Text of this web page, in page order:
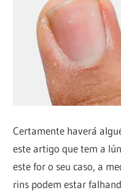
Certamente haverá
este artigo que tem a
este for o seu caso, a
rins podem estar